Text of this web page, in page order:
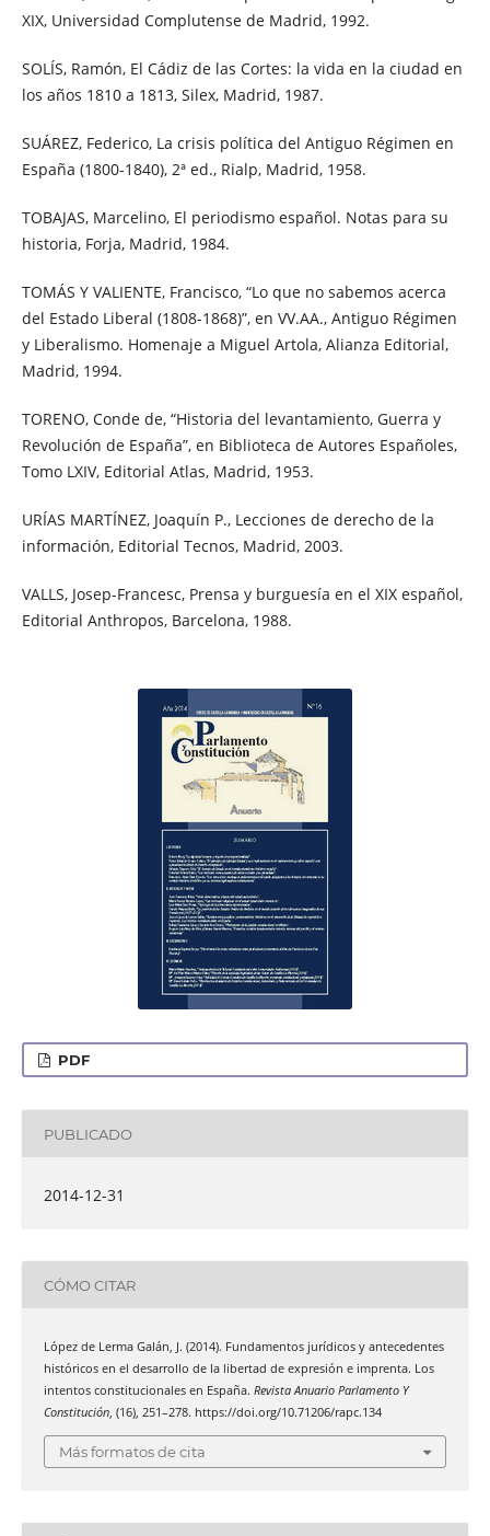
XIX, Universidad Complutense de Madrid, 1992.
SOLÍS, Ramón, El Cádiz de las Cortes: la vida en la ciudad en
los años 1810 a 1813, Silex, Madrid, 1987.
SUÁREZ, Federico, La crisis política del Antiguo Régimen en
España (1800-1840), 2ª ed., Rialp, Madrid, 1958.
TOBAJAS, Marcelino, El periodismo español. Notas para su
historia, Forja, Madrid, 1984.
TOMÁS Y VALIENTE, Francisco, “Lo que no sabemos acerca
del Estado Liberal (1808-1868)”, en VV.AA., Antiguo Régimen
y Liberalismo. Homenaje a Miguel Artola, Alianza Editorial,
Madrid, 1994.
TORENO, Conde de, “Historia del levantamiento, Guerra y
Revolución de España”, en Biblioteca de Autores Españoles,
Tomo LXIV, Editorial Atlas, Madrid, 1953.
URÍAS MARTÍNEZ, Joaquín P., Lecciones de derecho de la
información, Editorial Tecnos, Madrid, 2003.
VALLS, Josep-Francesc, Prensa y burguesía en el XIX español,
Editorial Anthropos, Barcelona, 1988.
PDF
PUBLICADO
2014-12-31
CÓMO CITAR
López de Lerma Galán, J. (2014). Fundamentos jurídicos y antecedentes
históricos en el desarrollo de la libertad de expresión e imprenta. Los
intentos constitucionales en España. Revista Anuario Parlamento Y
Constitución, (16), 251–278. https://doi.org/10.71206/rapc.134
Más formatos de cita